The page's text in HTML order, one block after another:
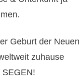
Geburt der Neuen
zuhause